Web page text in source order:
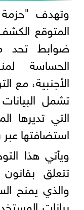
وتهدف "حزمة
المتوقع
ضوابط تحد
الحساسة
الأجنبية، مع
تشمل
التي تديرها
استضافتها عبر
ويأتي هذا
والذي يمنح
بيانات